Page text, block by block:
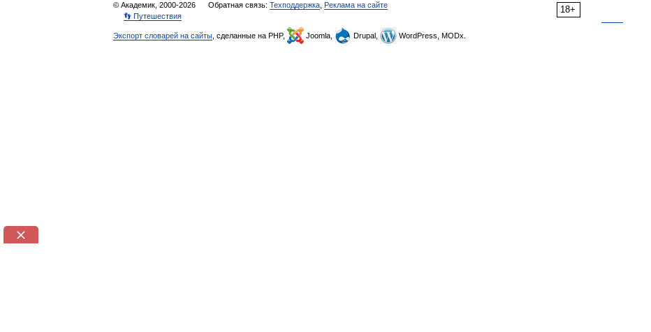
18+
© Академик, 2000-2026 Обратная связь: Техподдержка Реклама на сайте
👣 Путешествия
Экспорт словарей на сайты , сделанные на PHP, Joomla, Drupal, WordPress, MODx.